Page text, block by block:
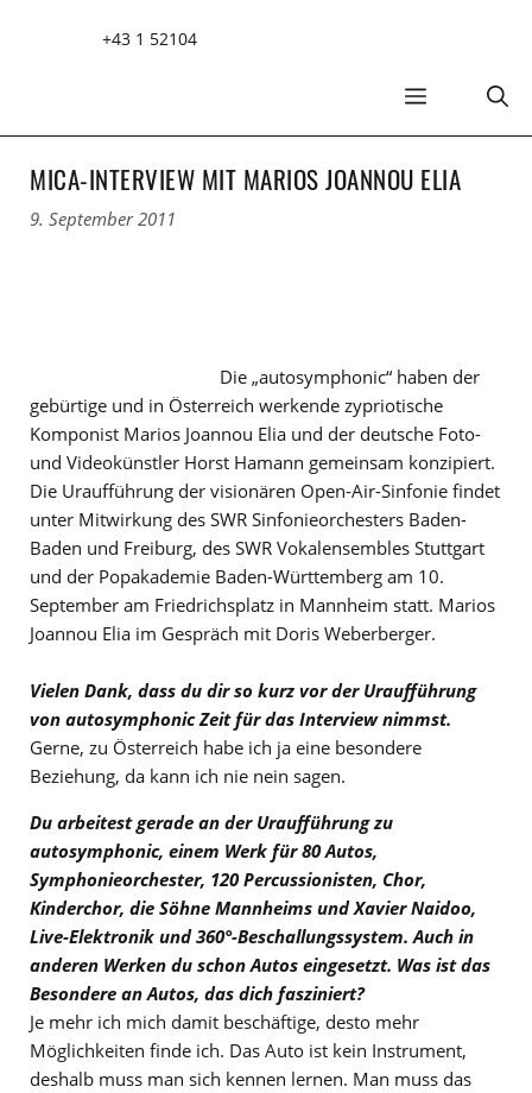
+43 1 52104
MENÜ
MICA-INTERVIEW MIT MARIOS JOANNOU ELIA
9. September 2011
Die „autosymphonic“ haben der
gebürtige und in Österreich werkende zypriotische
Komponist Marios Joannou Elia und der deutsche Foto-
und Videokünstler Horst Hamann gemeinsam konzipiert.
Die Uraufführung der visionären Open-Air-Sinfonie findet
unter Mitwirkung des SWR Sinfonieorchesters Baden-
Baden und Freiburg, des SWR Vokalensembles Stuttgart
und der Popakademie Baden-Württemberg am 10.
September am Friedrichsplatz in Mannheim statt. Marios
Joannou Elia im Gespräch mit Doris Weberberger.
Vielen Dank, dass du dir so kurz vor der Uraufführung
von autosymphonic Zeit für das Interview nimmst.
Gerne, zu Österreich habe ich ja eine besondere
Beziehung, da kann ich nie nein sagen.
Du arbeitest gerade an der Uraufführung zu
autosymphonic, einem Werk für 80 Autos,
Symphonieorchester, 120 Percussionisten, Chor,
Kinderchor, die Söhne Mannheims und Xavier Naidoo,
Live-Elektronik und 360°-Beschallungssystem. Auch in
anderen Werken du schon Autos eingesetzt. Was ist das
Besondere an Autos, das dich fasziniert?
Je mehr ich mich damit beschäftige, desto mehr
Möglichkeiten finde ich. Das Auto ist kein Instrument,
deshalb muss man sich kennen lernen. Man muss das